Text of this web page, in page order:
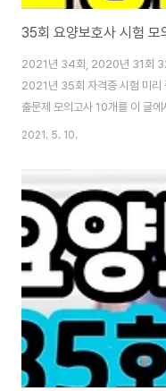
2021년 34회, 2020년 31회
2021년 35회 자격증 시험 미리
출문제 모의고사 10개를 이 글
제 모의고사를 먼저 소개하고 정
보호사와 관련한 글을 먼저 읽
일할 때 꼭 필요한 정보입니다.
안 돼 해고하는 이유 - 퇴직금
월 9일자 기사입니다. 1년 이상
용직이 좋은..
2021. 5. 10.